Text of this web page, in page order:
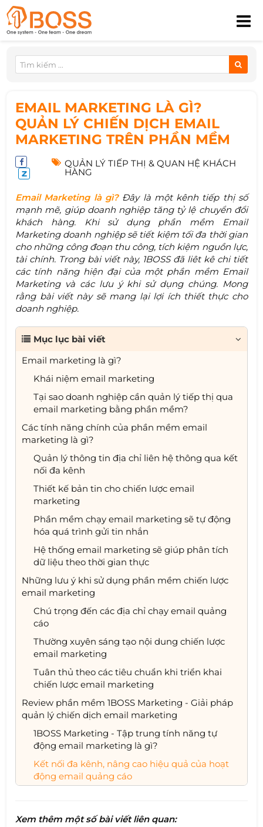
EMAIL MARKETING LÀ GÌ?
QUẢN LÝ CHIẾN DỊCH EMAIL
MARKETING TRÊN PHẦN MỀM
QUẢN LÝ TIẾP THỊ & QUAN HỆ KHÁCH
HÀNG
Email Marketing là gì?Đây là một kênh tiếp thị số
mạnh mẽ, giúp doanh nghiệp tăng tỷ lệ chuyển đổi
khách hàng. Khi sử dụng phần mềm Email
Marketing doanh nghiệp sẽ tiết kiệm tối đa thời gian
cho những công đoạn thu công, tích kiệm nguồn lực,
tài chính. Trong bài viết này, 1BOSS đã liêt kê chi tiết
các tính năng hiện đại của một phần mềm Email
Marketing và các lưu ý khi sử dụng chúng. Mong
rằng bài viết này sẽ mang lại lợi ích thiết thực cho
doanh nghiệp.
Mục lục bài viết
Email marketing là gì?
Khái niệm email marketing
Tại sao doanh nghiệp cần quản lý tiếp thị qua
email marketing bằng phần mềm?
Các tính năng chính của phần mềm email
marketing là gì?
Quản lý thông tin địa chỉ liên hệ thông qua kết
nối đa kênh
Thiết kế bản tin cho chiến lược email
marketing
Phần mềm chạy email marketing sẽ tự động
hóa quá trình gửi tin nhắn
Hệ thống email marketing sẽ giúp phân tích
dữ liệu theo thời gian thực
Những lưu ý khi sử dụng phần mềm chiến lược
email marketing
Chú trọng đến các địa chỉ chạy email quảng
cáo
Thường xuyên sáng tạo nội dung chiến lược
email marketing
Tuân thủ theo các tiêu chuẩn khi triển khai
chiến lược email marketing
Review phần mềm 1BOSS Marketing - Giải pháp
quản lý chiến dịch email marketing
1BOSS Marketing - Tập trung tính năng tự
động email marketing là gì?
Kết nối đa kênh, nâng cao hiệu quả của hoạt
động email quảng cáo
Xem thêm một số bài viết liên quan: